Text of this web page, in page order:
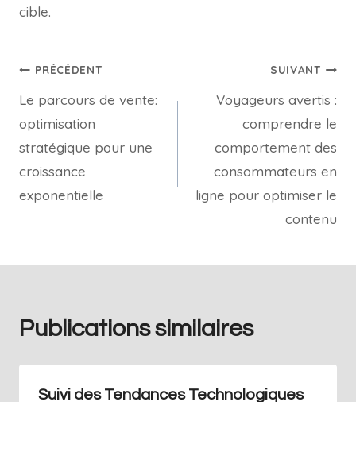
cible.
PRÉCÉDENT
Le parcours de vente:
optimisation
stratégique pour une
croissance
exponentielle
SUIVANT
Voyageurs avertis :
comprendre le
comportement des
consommateurs en
ligne pour optimiser le
contenu
Publications similaires
Suivi des Tendances Technologiques